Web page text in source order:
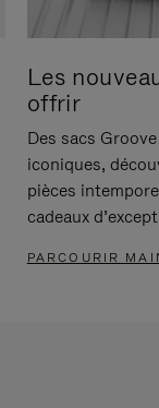
Les
offrir
Des sacs
iconiques,
pièces
cadeaux
PARCOURIR